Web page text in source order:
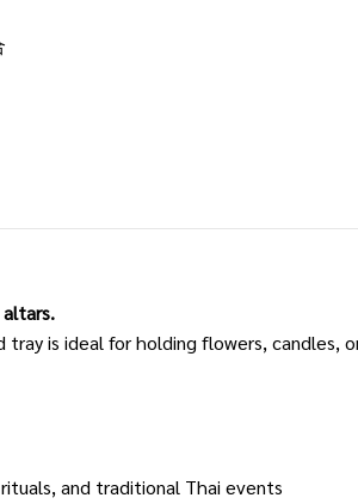
is ideal for holding flowers, candles,
and traditional Thai events